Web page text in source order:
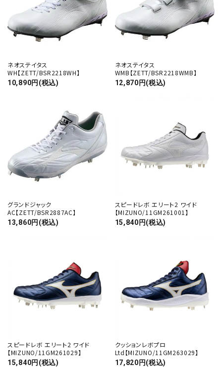
ネオステイタス
WH【ZETT/BSR2218WH】
10,890円(税込)
ネオステイタス
WMB【ZETT/BSR2218WMB】
12,870円(税込)
グランドジャック
AC【ZETT/BSR2887AC】
13,860円(税込)
スピードレボ エリート2 ワイド
【MIZUNO/11GM261001】
15,840円(税込)
スピードレボ エリート2 ワイド
【MIZUNO/11GM261029】
15,840円(税込)
クッションレボプロ
Ltd【MIZUNO/11GM263029】
17,820円(税込)